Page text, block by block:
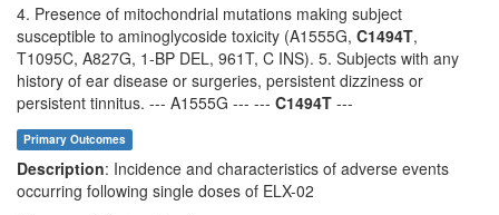
4. Presence of mitochondrial mutations making subject
susceptible to aminoglycoside toxicity (A1555G, C1494T,
T1095C, A827G, 1-BP DEL, 961T, C INS). 5. Subjects with any
history of ear disease or surgeries, persistent dizziness or
persistent tinnitus. --- A1555G --- --- C1494T ---
Primary Outcomes
Description: Incidence and characteristics of adverse events
occurring following single doses of ELX-02